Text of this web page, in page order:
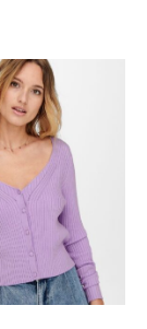
5,99€.